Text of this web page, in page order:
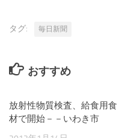
タグ: 毎日新聞
おすすめ
放射性物質検査、給食用食
材で開始－－いわき市